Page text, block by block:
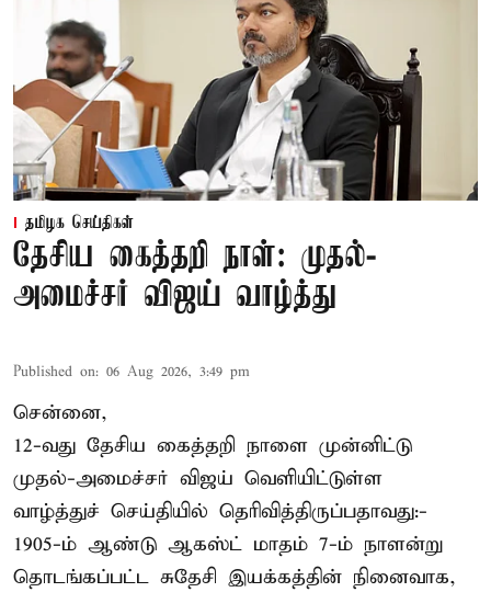
தமிழக செய்திகள்
தேசிய கைத்தறி நாள்: முதல்-
அமைச்சர் விஜய் வாழ்த்து
Published on: 06 Aug 2026, 3:49 pm
சென்னை,
12-வது தேசிய கைத்தறி நாளை முன்னிட்டு
முதல்-அமைச்சர் விஜய் வெளியிட்டுள்ள
வாழ்த்துச் செய்தியில் தெரிவித்திருப்பதாவது:-
1905-ம் ஆண்டு ஆகஸ்ட் மாதம் 7-ம் நாளன்று
தொடங்கப்பட்ட சுதேசி இயக்கத்தின் நினைவாக,